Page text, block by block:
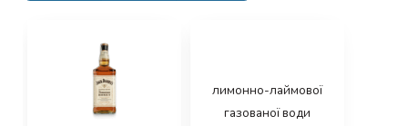
лимонно-лаймової
газованої води